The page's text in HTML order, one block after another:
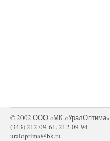
© 2002 ООО «МК «УралОптима»
(343) 212-09-61, 212-09-94
uraloptima@bk.ru